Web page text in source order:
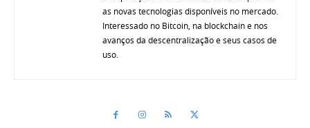
as novas tecnologias disponíveis no mercado.
Interessado no Bitcoin, na blockchain e nos
avanços da descentralização e seus casos de
uso.